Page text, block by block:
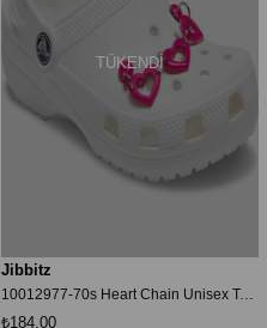
TÜKENDI
Jibbitz
10012977-70s Heart Chain Unisex Terlik Süsü
₺184,00